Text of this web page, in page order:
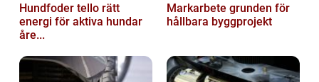
Hundfoder tello rätt
energi för aktiva hundar
åre...
Markarbete grunden för
hållbara byggprojekt